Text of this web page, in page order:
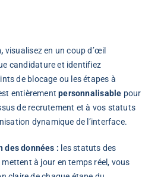
visualisez en un coup d’œil
candidature et identifiez
de blocage ou les étapes à
entièrementpersonnalisable pour
de recrutement et à vos statuts
dynamique de l’interface.
des données : les statuts des
à jour en temps réel, vous